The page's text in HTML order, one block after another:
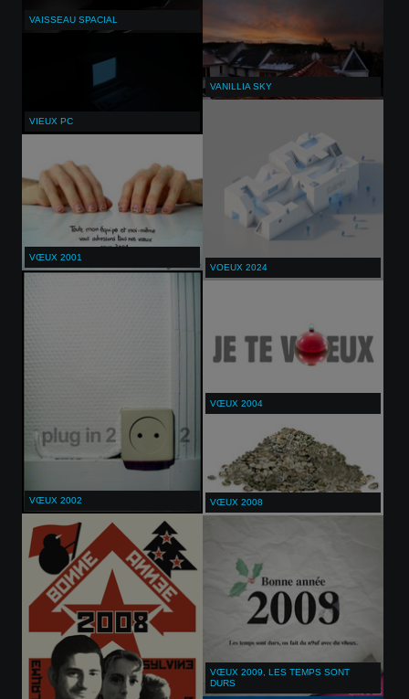
VAISSEAU SPACIAL
VANILLIA SKY
VIEUX PC
VOEUX 2024
VŒUX 2001
VŒUX 2002
VŒUX 2004
VŒUX 2008
VŒUX 2009, LES TEMPS SONT
DURS